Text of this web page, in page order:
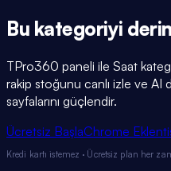
Bu kategoriyi
TPro360 paneli ile Saat
rakip stoğunu canlı izle ve AI
sayfalarını güçlendir.
Ücretsiz BaşlaChrome
Kredi kartı istemez · Ücretsiz plan her